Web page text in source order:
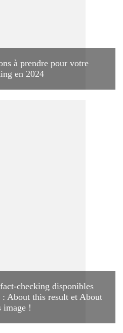
à prendre pour votre
en 2024
checking disponibles
: About this result et About
image !